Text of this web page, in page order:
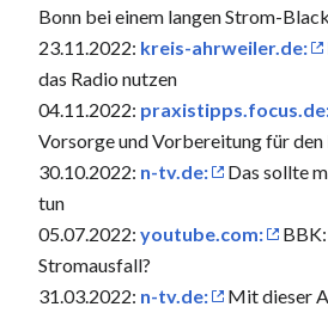
Bonn bei einem langen Strom-
23.11.2022: kreis-ahrweiler.de:
das Radio nutzen
04.11.2022:
Vorsorge und Vorbereitung für
30.10.2022: n-tv.de:
Das sollte
tun
05.07.2022: youtube.com:
Stromausfall?
31.03.2022: n-tv.de:
Mit dieser